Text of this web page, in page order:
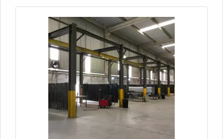
CARGASA...